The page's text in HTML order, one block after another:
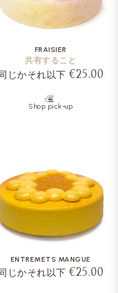
FRAISIER
共有すること
同じかそれ以下 €25.00
Shop pick-up
ENTREMETS MANGUE
同じかそれ以下 €25.00